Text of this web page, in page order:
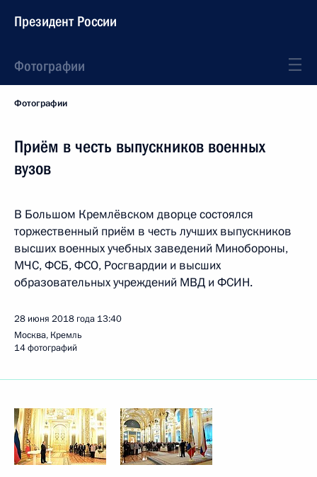
Президент России
Фотографии
Фотографии
Приём в честь выпускников военных
вузов
В Большом Кремлёвском дворце состоялся
торжественный приём в честь лучших выпускников
высших военных учебных заведений Минобороны,
МЧС, ФСБ, ФСО, Росгвардии и высших
образовательных учреждений МВД и ФСИН.
28 июня 2018 года 13:40
Москва, Кремль
14 фотографий